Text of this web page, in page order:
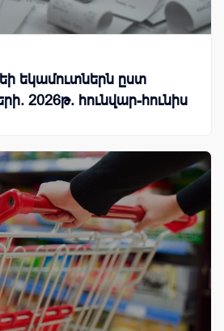
եկամուտներն ըստ
2026թ. հունվար-հունիս